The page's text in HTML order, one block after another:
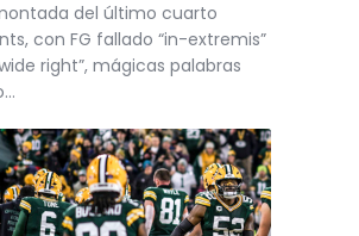
del último cuarto
con FG fallado “in-extremis”
right”, mágicas palabras